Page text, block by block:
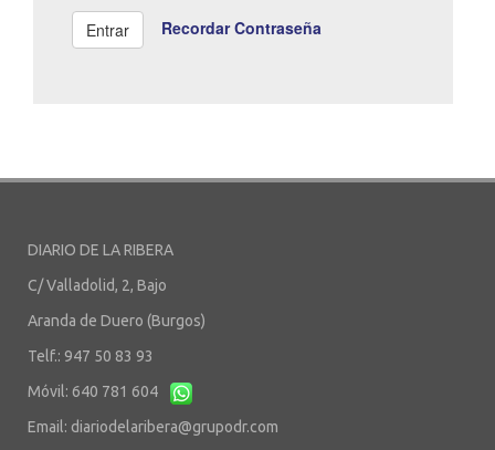
Recordar Contraseña
DIARIO DE LA RIBERA
C/ Valladolid, 2, Bajo
Aranda de Duero (Burgos)
Telf.: 947 50 83 93
Móvil: 640 781 604
Email: diariodelaribera@grupodr.com